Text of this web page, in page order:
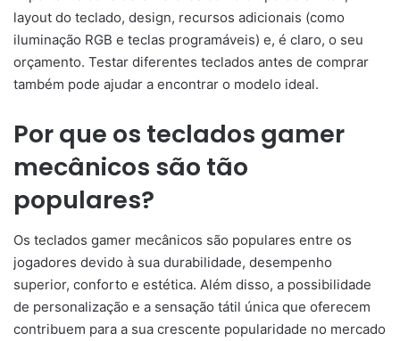
layout do teclado, design, recursos adicionais (como
iluminação RGB e teclas programáveis) e, é claro, o seu
orçamento. Testar diferentes teclados antes de comprar
também pode ajudar a encontrar o modelo ideal.
Por que os teclados gamer
mecânicos são tão
populares?
Os teclados gamer mecânicos são populares entre os
jogadores devido à sua durabilidade, desempenho
superior, conforto e estética. Além disso, a possibilidade
de personalização e a sensação tátil única que oferecem
contribuem para a sua crescente popularidade no mercado